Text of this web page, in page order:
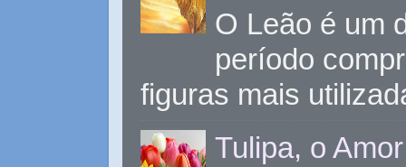
O Leão é um
período
figuras mais
Tulipa, o